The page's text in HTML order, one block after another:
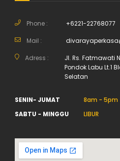
Phone : +6221-22768077
Mail :
Adress :
Jl. Rs. Fatmawati
Pondok Labu Lt.1
Selatan
SENIN- JUMAT
8am - 5pm
SABTU - MINGGU
LIBUR